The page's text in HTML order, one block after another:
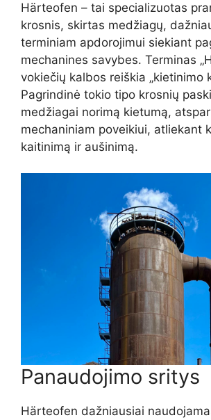
Härteofen – tai specializuotas
krosnis, skirtas medžiagų,
terminiam apdorojimui siekiant
mechanines savybes. Terminas
vokiečių kalbos reiškia „kietinimo
Pagrindinė tokio tipo krosnių
medžiagai norimą kietumą,
mechaniniam poveikiui, atliekant
kaitinimą ir aušinimą.
Panaudojimo sritys
Härteofen dažniausiai